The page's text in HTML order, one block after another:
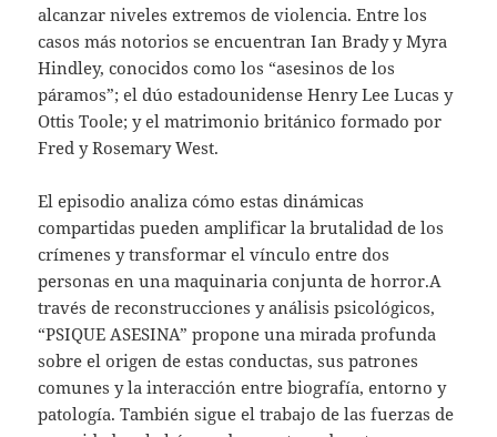
alcanzar niveles extremos de violencia. Entre los
casos más notorios se encuentran Ian Brady y Myra
Hindley, conocidos como los “asesinos de los
páramos”; el dúo estadounidense Henry Lee Lucas y
Ottis Toole; y el matrimonio británico formado por
Fred y Rosemary West.
El episodio analiza cómo estas dinámicas
compartidas pueden amplificar la brutalidad de los
crímenes y transformar el vínculo entre dos
personas en una maquinaria conjunta de horror.A
través de reconstrucciones y análisis psicológicos,
“PSIQUE ASESINA” propone una mirada profunda
sobre el origen de estas conductas, sus patrones
comunes y la interacción entre biografía, entorno y
patología. También sigue el trabajo de las fuerzas de